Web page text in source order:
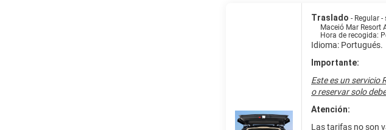
comodidades, se incluyen caja fuerte,
Come algo en Restaurante Tanino, uno
en uno de los 2 bares con salón. Se
Traslado - Regular
Maceió Mar Resort
Hora de recogida:
Idioma: Portugués.
Importante:
Este es un servicio
o reservar solo
Atención:
Las tarifas no son